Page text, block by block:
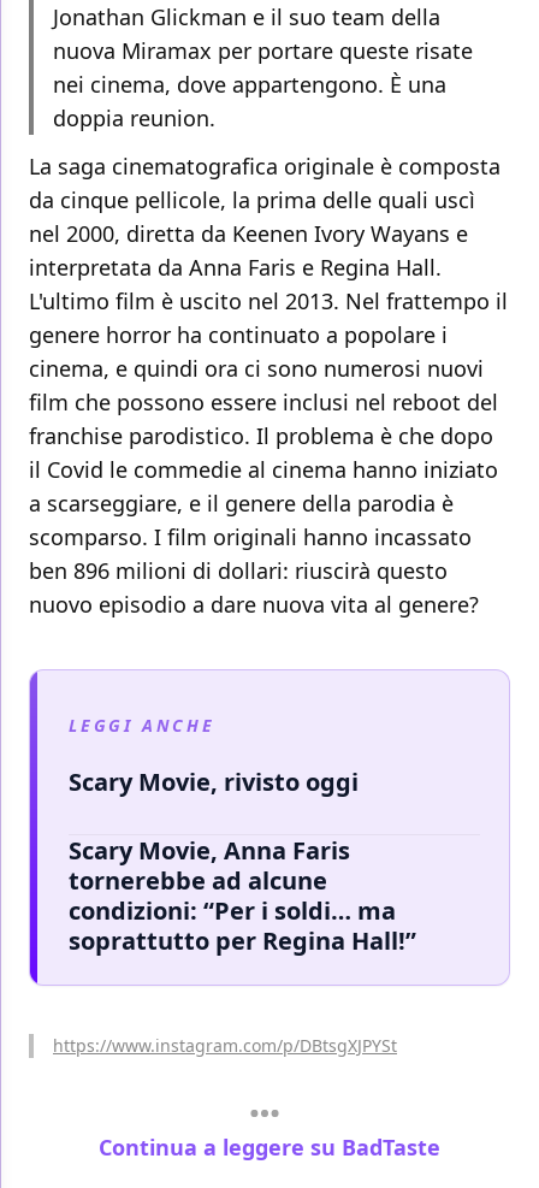
Jonathan Glickman e il suo team della
nuova Miramax per portare queste risate
nei cinema, dove appartengono. È una
doppia reunion.
La saga cinematografica originale è composta
da cinque pellicole, la prima delle quali uscì
nel 2000, diretta da Keenen Ivory Wayans e
interpretata da Anna Faris e Regina Hall.
L'ultimo film è uscito nel 2013. Nel frattempo il
genere horror ha continuato a popolare i
cinema, e quindi ora ci sono numerosi nuovi
film che possono essere inclusi nel reboot del
franchise parodistico. Il problema è che dopo
il Covid le commedie al cinema hanno iniziato
a scarseggiare, e il genere della parodia è
scomparso. I film originali hanno incassato
ben 896 milioni di dollari: riuscirà questo
nuovo episodio a dare nuova vita al genere?
LEGGI ANCHE
Scary Movie, rivisto oggi
Scary Movie, Anna Faris
tornerebbe ad alcune
condizioni: “Per i soldi… ma
soprattutto per Regina Hall!”
https://www.instagram.com/p/DBtsgXJPYSt
Continua a leggere su BadTaste